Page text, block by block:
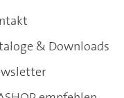
& Downloads